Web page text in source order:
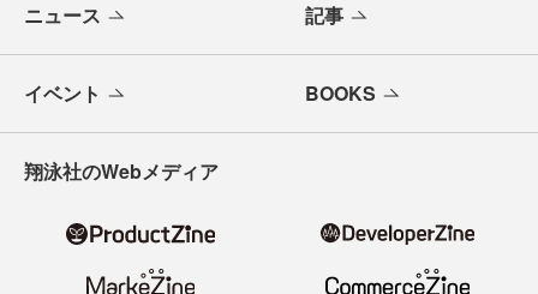
ニュース 記事
イベント BOOKS
翔泳社のWebメディア